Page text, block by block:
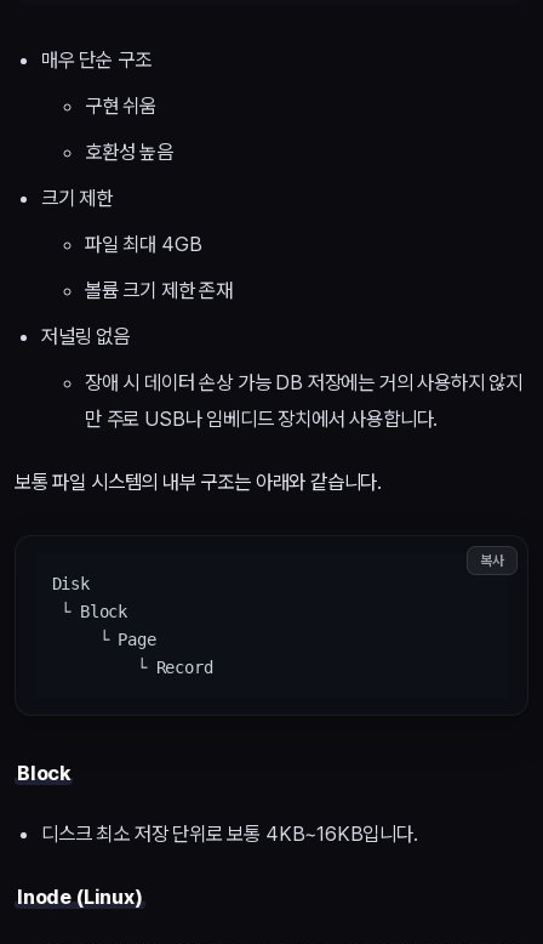
매우 단순 구조
구현 쉬움
호환성 높음
크기 제한
파일 최대 4GB
볼륨 크기 제한 존재
저널링 없음
장애 시 데이터 손상 가능 DB 저장에는 거의 사용하지 않지
만 주로 USB나 임베디드 장치에서 사용합니다.
보통 파일 시스템의 내부 구조는 아래와 같습니다.
Disk
└ Block
     └ Page
         └ Record
복사
Block
디스크 최소 저장 단위로 보통 4KB~16KB입니다.
Inode (Linux)